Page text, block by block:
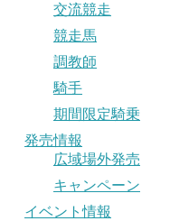
交流競走
競走馬
調教師
騎手
期間限定騎乗
発売情報
広域場外発売
キャンペーン
イベント情報